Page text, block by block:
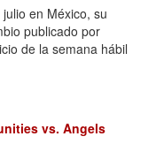
en México, su
publicado por
de la semana hábil
vs. Angels